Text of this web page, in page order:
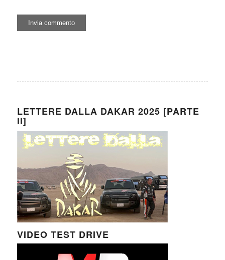
LETTERE DALLA DAKAR 2025 [PARTE
II]
VIDEO TEST DRIVE